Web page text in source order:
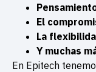
El
La
Y muchas
En Epitech